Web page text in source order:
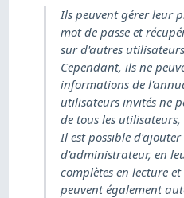
Ils peuvent gérer leur
mot de passe et
sur d'autres
Cependant, ils ne
informations de
utilisateurs invités ne
de tous les utilisateurs,
Il est possible
d'administrateur, en
complètes en lecture
peuvent également